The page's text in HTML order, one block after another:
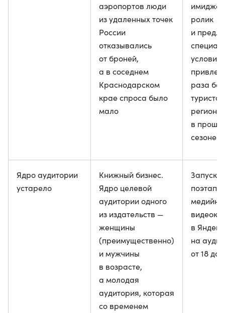
аэропортов люди
из удаленных точек
России
отказывались
от броней,
а в соседнем
Краснодарском
крае спроса было
мало
ролик
и
раза
в
сезоне
Ядро аудитории
устарело
Книжный бизнес.
Ядро целевой
аудитории одного
из издательств —
женщины
(преимущественно)
и мужчины
в возрасте,
а молодая
аудитория, которая
со временем
в
на
от 18 до